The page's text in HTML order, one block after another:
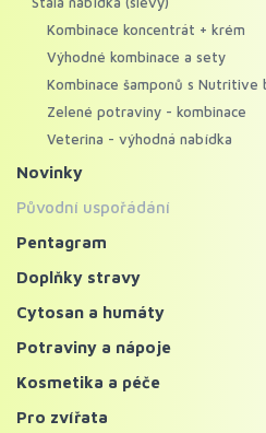
Kombinace koncentrát + krém
Výhodné kombinace a sety
Kombinace šamponů s Nutritive
Zelené potraviny - kombinace
Veterina - výhodná nabídka
Novinky
Původní uspořádání
Energy food
Pentagram - bylinné koncentráty
Pentagram
Koncentráty
Krémy
Doplňky stravy
Bylinné koncentráty
Probiotika a trávení
Cytosan a humáty
Potraviny a nápoje
Zelené potraviny
Bylinné čaje a nápoje
Kosmetika a péče
Pleť
Pro zvířata